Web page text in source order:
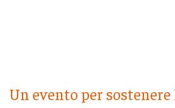
Un evento per sostenere